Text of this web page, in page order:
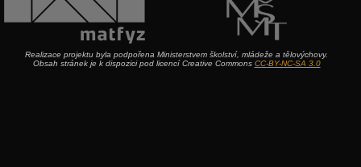
Realizace projektu byla podpořena Ministerstvem školství, mládeže a tělovýchovy.
Obsah stránek je k dispozici pod licencí Creative Commons CC-BY-NC-SA 3.0